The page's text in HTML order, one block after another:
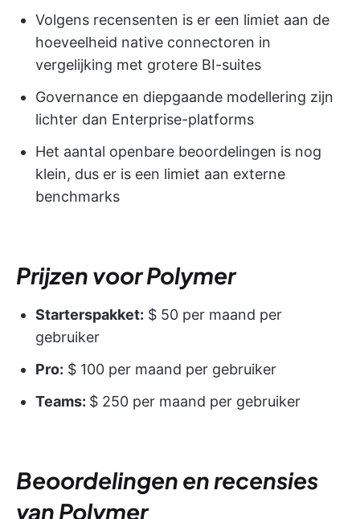
Volgens recensenten is er een limiet aan de
hoeveelheid native connectoren in
vergelijking met grotere BI-suites
Governance en diepgaande modellering zijn
lichter dan Enterprise-platforms
Het aantal openbare beoordelingen is nog
klein, dus er is een limiet aan externe
benchmarks
Prijzen voor Polymer
Starterspakket: $ 50 per maand per
gebruiker
Pro: $ 100 per maand per gebruiker
Teams: $ 250 per maand per gebruiker
Beoordelingen en recensies
van Polymer